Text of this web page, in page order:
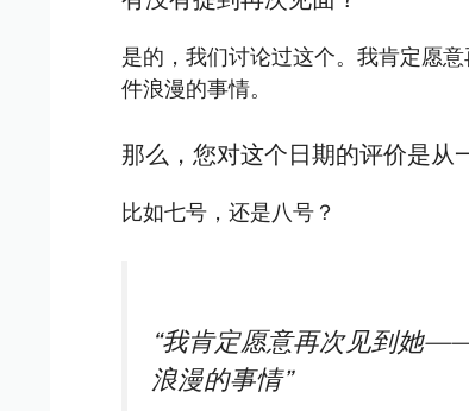
是的，我们讨论过这个。我肯定
件浪漫的事情。
那么，您对这个日期的评价是从
比如七号，还是八号？
“我肯定愿意再次见到她
浪漫的事情”